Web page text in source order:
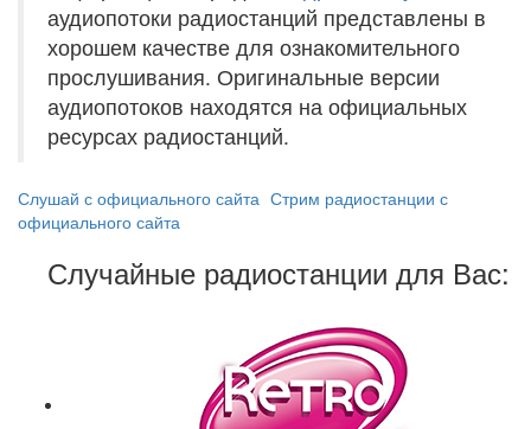
аудиопотоки радиостанций представлены в
хорошем качестве для ознакомительного
прослушивания. Оригинальные версии
аудиопотоков находятся на официальных
ресурсах радиостанций.
Слушай с официального сайта Стрим радиостанции с
официального сайта
Случайные радиостанции для Вас: